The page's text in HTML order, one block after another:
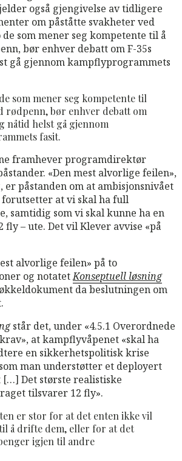
også gjengivelse av tidligere
om påståtte svakheter ved
som mener seg kompetente til å
bør enhver debatt om F-35s
gå gjennom kampflyprogrammets
som mener seg kompetente til
rødpenn, bør enhver debatt om
nåtid helst gå gjennom
fasit.
framhever programdirektør
«Den mest alvorlige feilen»,
er påstanden om at ambisjonsnivået
at vi skal ha full
samtidig som vi skal kunne ha en
fly – ute. Det vil Klever avvise «på
alvorlige feilen» på to
og notatetKonseptuell løsning
da beslutningen om
står det, under «4.5.1 Overordnede
at kampflyvåpenet «skal ha
en sikkerhetspolitisk krise
man understøtter et deployert
Det største realistiske
tilsvarer 12 fly».
er stor for at det enten ikke vil
å drifte dem, eller for at det
igjen til andre